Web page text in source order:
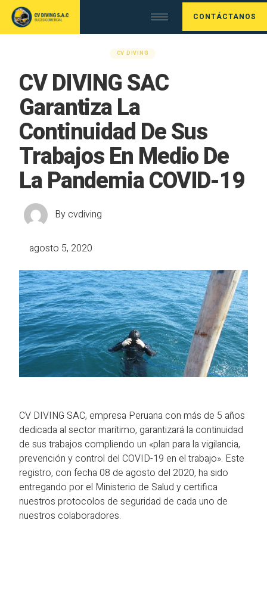
CONTÁCTANOS
CV DIVING
CV DIVING SAC
Garantiza La
Continuidad De Sus
Trabajos En Medio De
La Pandemia COVID-19
Bycvdiving
agosto 5, 2020
CV DIVING SAC, empresa Peruana con más de 5 años
dedicada al sector marítimo, garantizará la continuidad
de sus trabajos compliendo un «plan para la vigilancia,
prevención y control del COVID-19 en el trabajo». Este
registro, con fecha 08 de agosto del 2020, ha sido
entregando por el Ministerio de Salud y certifica
nuestros protocolos de seguridad de cada uno de
nuestros colaboradores.